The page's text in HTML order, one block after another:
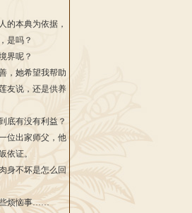
的本典为依据，
是吗？
界呢？
，她希望我帮助
友说，还是供养
底有没有利益？
位出家师父，他
依证。
身不坏是怎么回
些烦恼事……